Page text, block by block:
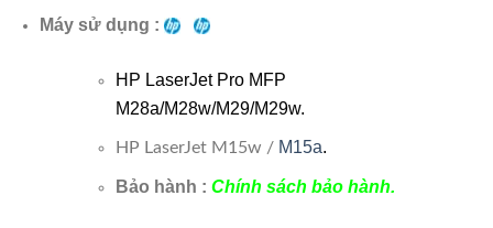
Máy sử dụng :
HP LaserJet Pro MFP
M28a/M28w/M29/M29w.
HP LaserJet M15w / M15a.
Bảo hành : Chính sách bảo hành.